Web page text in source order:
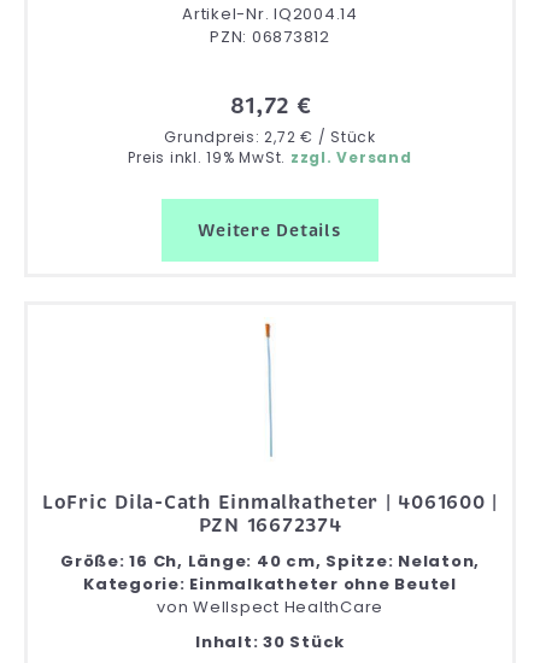
Artikel-Nr. IQ2004.14
PZN: 06873812
81,72 €
Grundpreis: 2,72 € / Stück
Preis inkl. 19% MwSt. zzgl. Versand
Weitere Details
LoFric Dila-Cath Einmalkatheter | 4061600 |
PZN 16672374
Größe: 16 Ch, Länge: 40 cm, Spitze: Nelaton,
Kategorie: Einmalkatheter ohne Beutel
von Wellspect HealthCare
Inhalt: 30 Stück